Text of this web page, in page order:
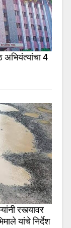
4
रस्त्यावर
यांचे निर्देश